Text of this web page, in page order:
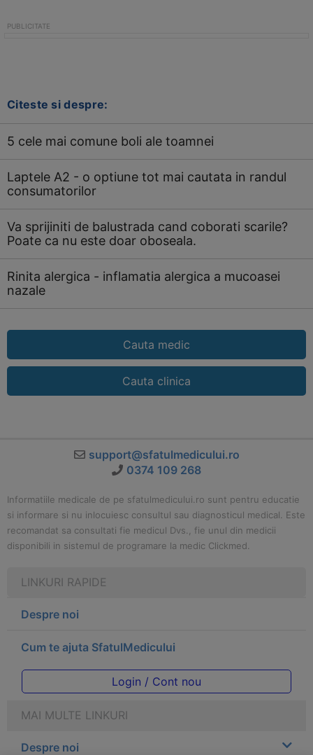
Citeste si despre:
5 cele mai comune boli ale toamnei
Laptele A2 - o optiune tot mai cautata in randul
consumatorilor
Va sprijiniti de balustrada cand coborati scarile?
Poate ca nu este doar oboseala.
Rinita alergica - inflamatia alergica a mucoasei
nazale
Cauta medic
Cauta clinica
support@sfatulmedicului.ro
0374 109 268
Informatiile medicale de pe sfatulmedicului.ro sunt pentru educatie
si informare si nu inlocuiesc consultul sau diagnosticul medical. Este
recomandat sa consultati fie medicul Dvs., fie unul din medicii
disponibili in sistemul de programare la medic Clickmed.
LINKURI RAPIDE
Despre noi
Cum te ajuta SfatulMedicului
Login / Cont nou
MAI MULTE LINKURI
Despre noi